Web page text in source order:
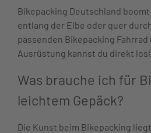
Bikepacking Deutschland
entlang der Elbe oder quer
passenden Bikepacking
Ausrüstung kannst du direkt
Was brauche ich für
leichtem Gepäck?
Die Kunst beim Bikepacking